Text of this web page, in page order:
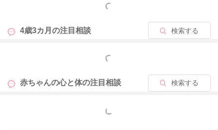
もっと見る
4歳3カ月の注目相談 検索する
もっと見る
赤ちゃんの心と体の注目相談 検索する
もっと見る